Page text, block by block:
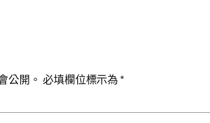
公開。 必填欄位標示為*